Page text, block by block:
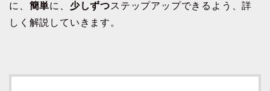
に、 簡単に、 少しずつステップアップできるよう、詳
しく解説していきます。